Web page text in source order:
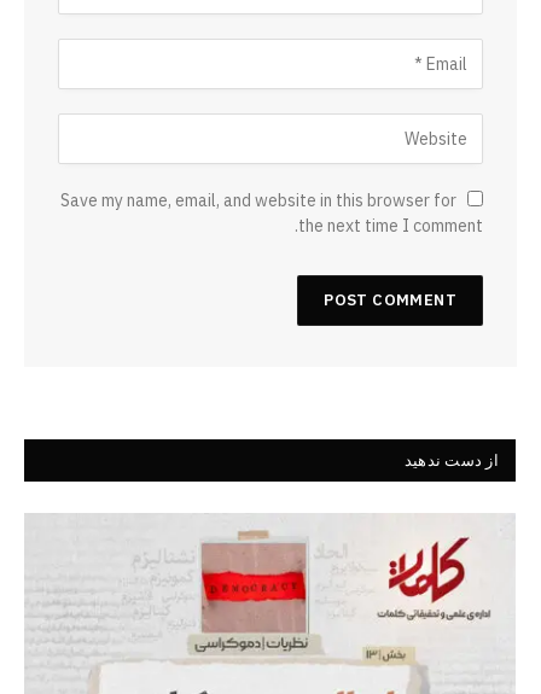
Save my name, email, and website in this browser for
the next time I comment.
از دست ندهید